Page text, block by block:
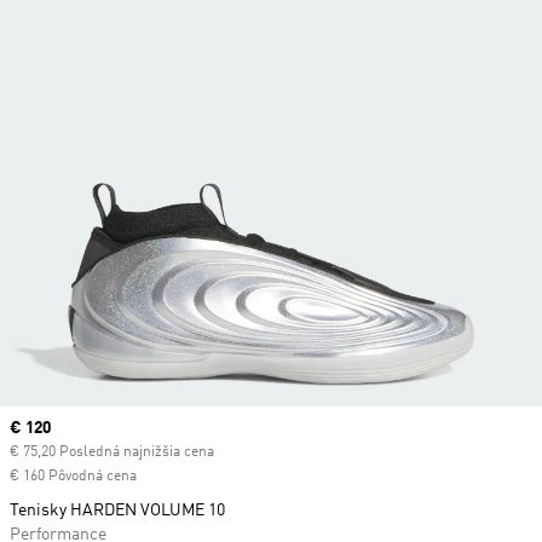
Current price
€ 120
€ 75,20 Posledná najnižšia cena
€ 160 Pôvodná cena
Tenisky HARDEN VOLUME 10
Performance